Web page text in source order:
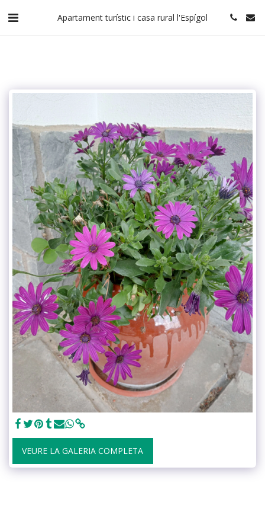
Apartament turístic i casa rural l'Espígol
VEURE LA GALERIA COMPLETA